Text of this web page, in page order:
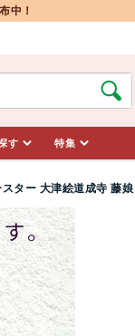
中！
す 特集
ター 大津絵道成寺 藤娘